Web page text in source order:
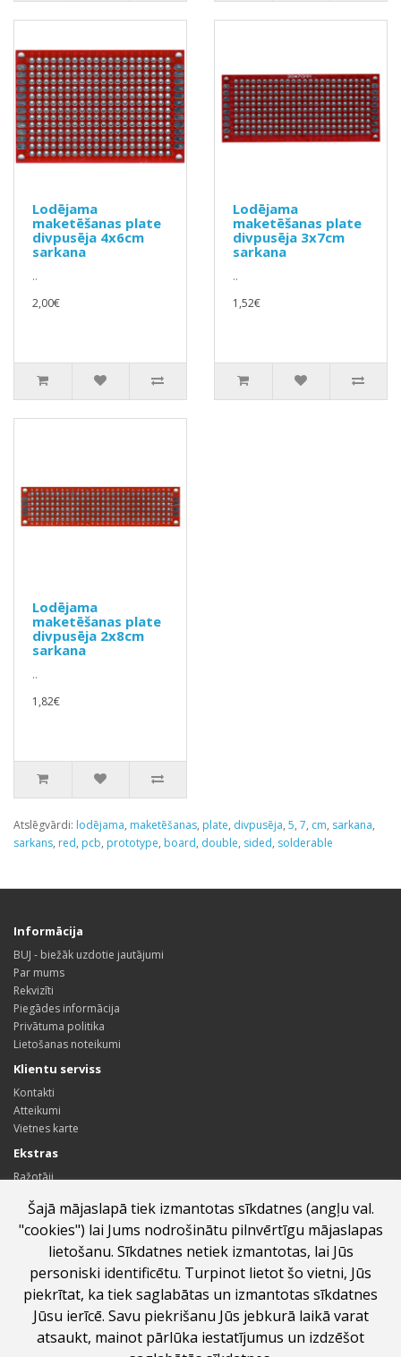
Lodējama
maketēšanas plate
divpusēja 4x6cm
sarkana
..
2,00€
Lodējama
maketēšanas plate
divpusēja 3x7cm
sarkana
..
1,52€
Lodējama
maketēšanas plate
divpusēja 2x8cm
sarkana
..
1,82€
Atslēgvārdi: lodējama, maketēšanas, plate, divpusēja, 5, 7, cm, sarkana,
sarkans, red, pcb, prototype, board, double, sided, solderable
Šajā mājaslapā tiek izmantotas sīkdatnes (angļu val.
"cookies") lai Jums nodrošinātu pilnvērtīgu mājaslapas
lietošanu. Sīkdatnes netiek izmantotas, lai Jūs
personiski identificētu. Turpinot lietot šo vietni, Jūs
piekrītat, ka tiek saglabātas un izmantotas sīkdatnes
Jūsu ierīcē. Savu piekrišanu Jūs jebkurā laikā varat
atsaukt, mainot pārlūka iestatījumus un izdzēšot
Informācija
BUJ - biežāk uzdotie jautājumi
Par mums
Rekvizīti
Piegādes informācija
Privātuma politika
Lietošanas noteikumi
Klientu serviss
Kontakti
Atteikumi
Vietnes karte
Ekstras
Ražotāji
Sadarbības partneru programma
Īpašie piedāvājumi
Profils
Profils
Pasūtījumu vēsture
Vēlmju saraksts
Jaunumi